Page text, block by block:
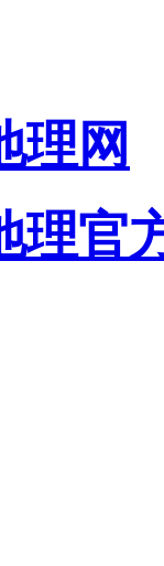
理网
理官